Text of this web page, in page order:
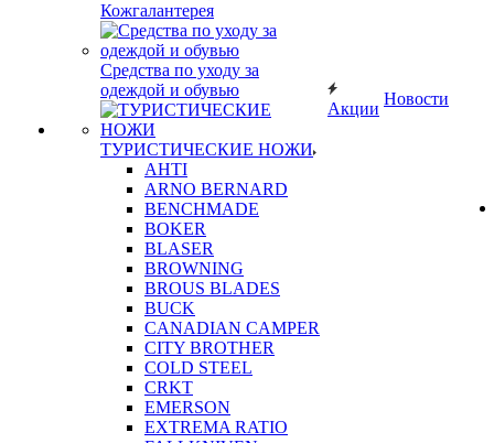
Кожгалантерея
Средства по уходу за
одеждой и обувью
ТУРИСТИЧЕСКИЕ НОЖИ
AHTI
ARNO BERNARD
BENCHMADE
BOKER
BLASER
BROWNING
BROUS BLADES
BUCK
CANADIAN CAMPER
CITY BROTHER
COLD STEEL
CRKT
EMERSON
EXTREMA RATIO
Акции
Новости